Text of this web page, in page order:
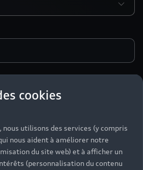
cookies
utilisons des services (y compris
nous aident à améliorer notre
du site web) et à afficher un
(personnalisation du contenu